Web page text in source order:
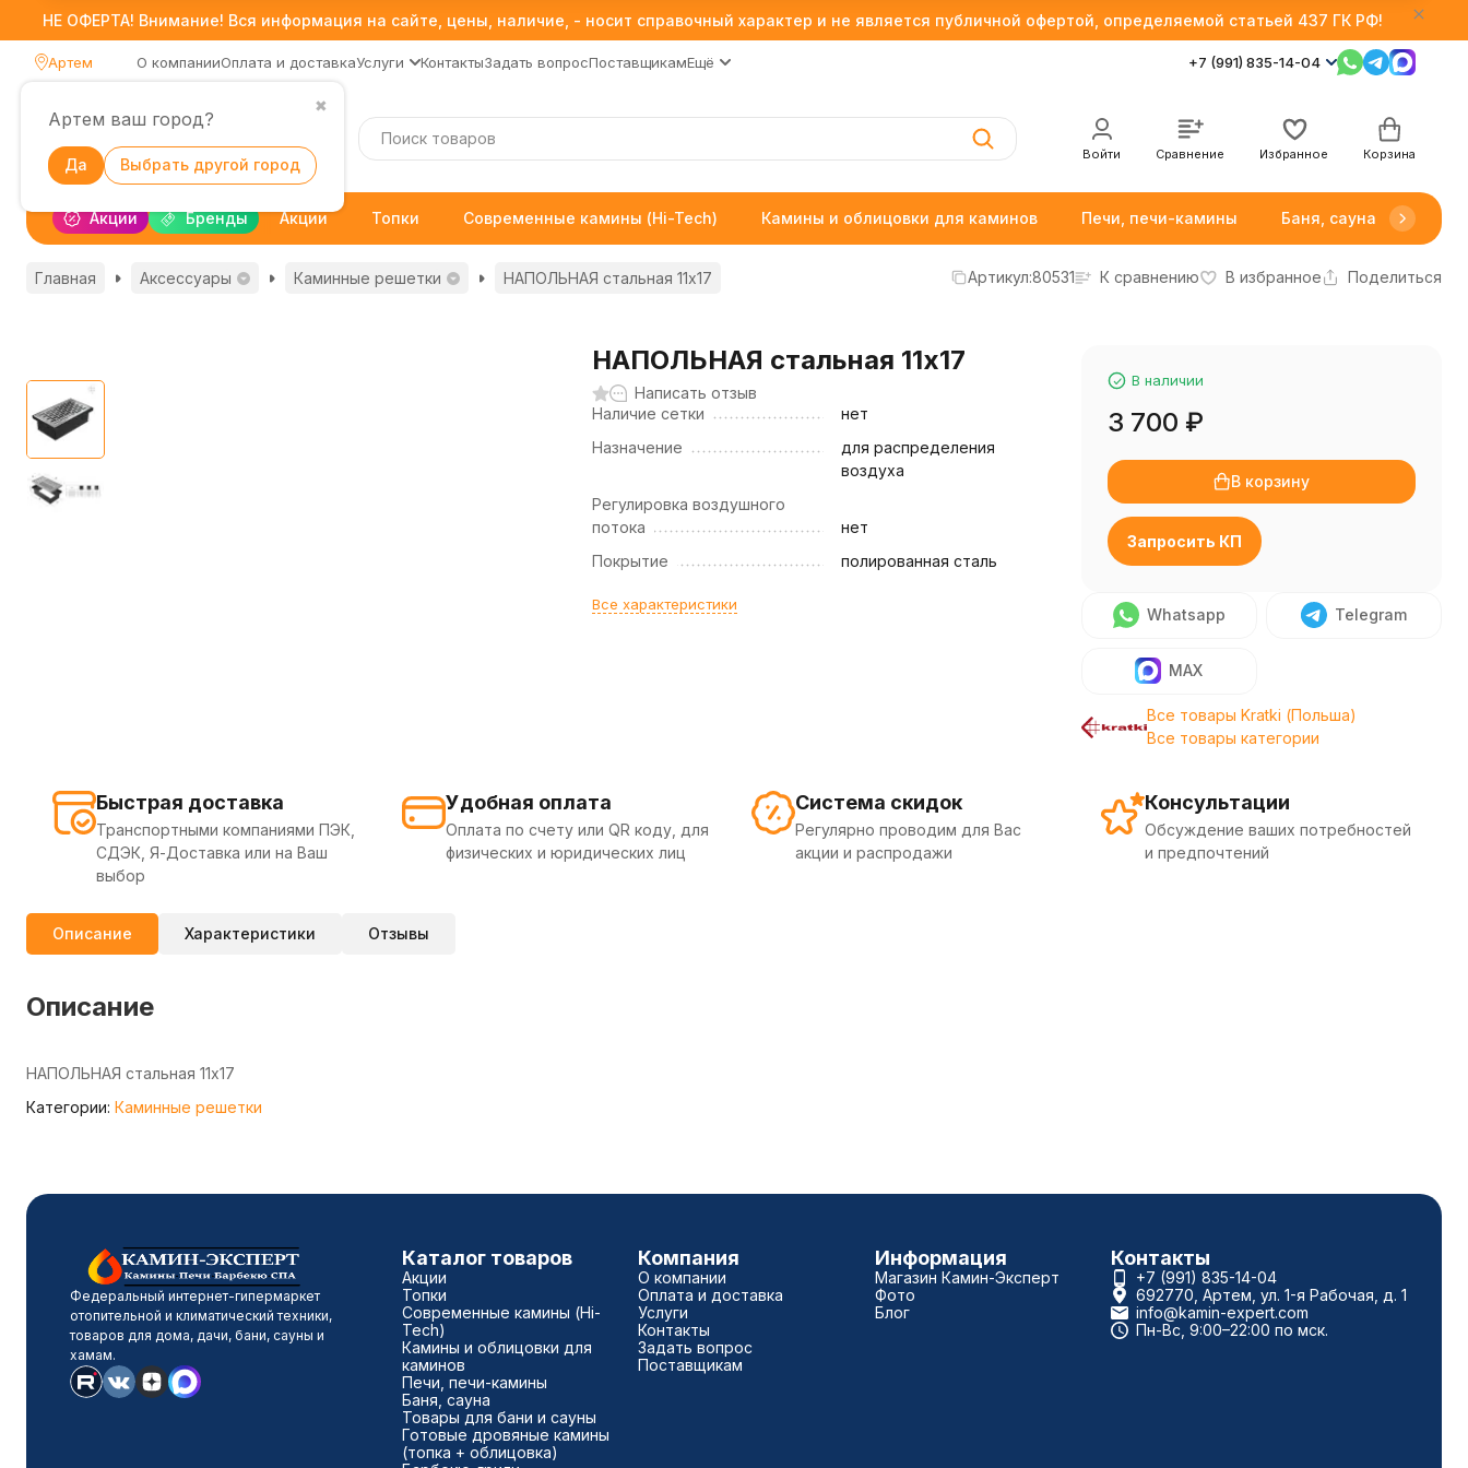
НЕ ОФЕРТА! Внимание! Вся информация на сайте, цены, наличие, - носит справочный характер и не является публичной офертой, определяемой статьей 437 ГК РФ!
Артем
✖
Артем ваш город?
Да Выбрать другой город
О компанииОплата и доставкаУслуги КонтактыЗадать вопросПоставщикамЕщё +7 (991) 835-14-04
Войти Сравнение Избранное Корзина
Акции Бренды Акции Топки Современные камины (Hi-Tech) Камины и облицовки для каминов Печи, печи-камины Баня, сауна
Главная Аксессуары Каминные решетки НАПОЛЬНАЯ стальная 11x17 Артикул:80531 К сравнению В избранное Поделиться
НАПОЛЬНАЯ стальная 11x17
Написать отзыв
Наличие сетки
нет
Назначение
для распределения
воздуха
Регулировка воздушного
потока
нет
Покрытие
полированная сталь
Все характеристики
В наличии
3 700 ₽
В корзину
Запросить КП
Whatsapp Telegram
MAX
Все товары Kratki (Польша)
Все товары категории
Быстрая доставка
Транспортными компаниями ПЭК,
СДЭК, Я-Доставка или на Ваш
выбор
Удобная оплата
Оплата по счету или QR коду, для
физических и юридических лиц
Система скидок
Регулярно проводим для Вас
акции и распродажи
Консультации
Обсуждение ваших потребностей
и предпочтений
Описание Характеристики Отзывы
Описание
НАПОЛЬНАЯ стальная 11x17
Категории: Каминные решетки
Федеральный интернет-гипермаркет
отопительной и климатический техники,
товаров для дома, дачи, бани, сауны и
хамам.
Каталог товаров
Акции
Топки
Современные камины (Hi-
Tech)
Камины и облицовки для
каминов
Печи, печи-камины
Баня, сауна
Товары для бани и сауны
Готовые дровяные камины
(топка + облицовка)
Компания
О компании
Оплата и доставка
Услуги
Контакты
Задать вопрос
Поставщикам
Информация
Магазин Камин-Эксперт
Фото
Блог
Контакты
+7 (991) 835-14-04
692770, Артем, ул. 1-я Рабочая, д. 1
info@kamin-expert.com
Пн-Вс, 9:00–22:00 по мск.